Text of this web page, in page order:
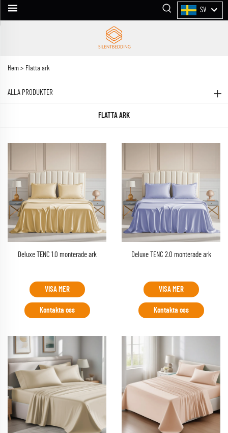
SV
Hem > Flatta ark
ALLA PRODUKTER
FLATTA ARK
Deluxe TENC 1.0 monterade ark
VISA MER
Kontakta oss
Deluxe TENC 2.0 monterade ark
VISA MER
Kontakta oss